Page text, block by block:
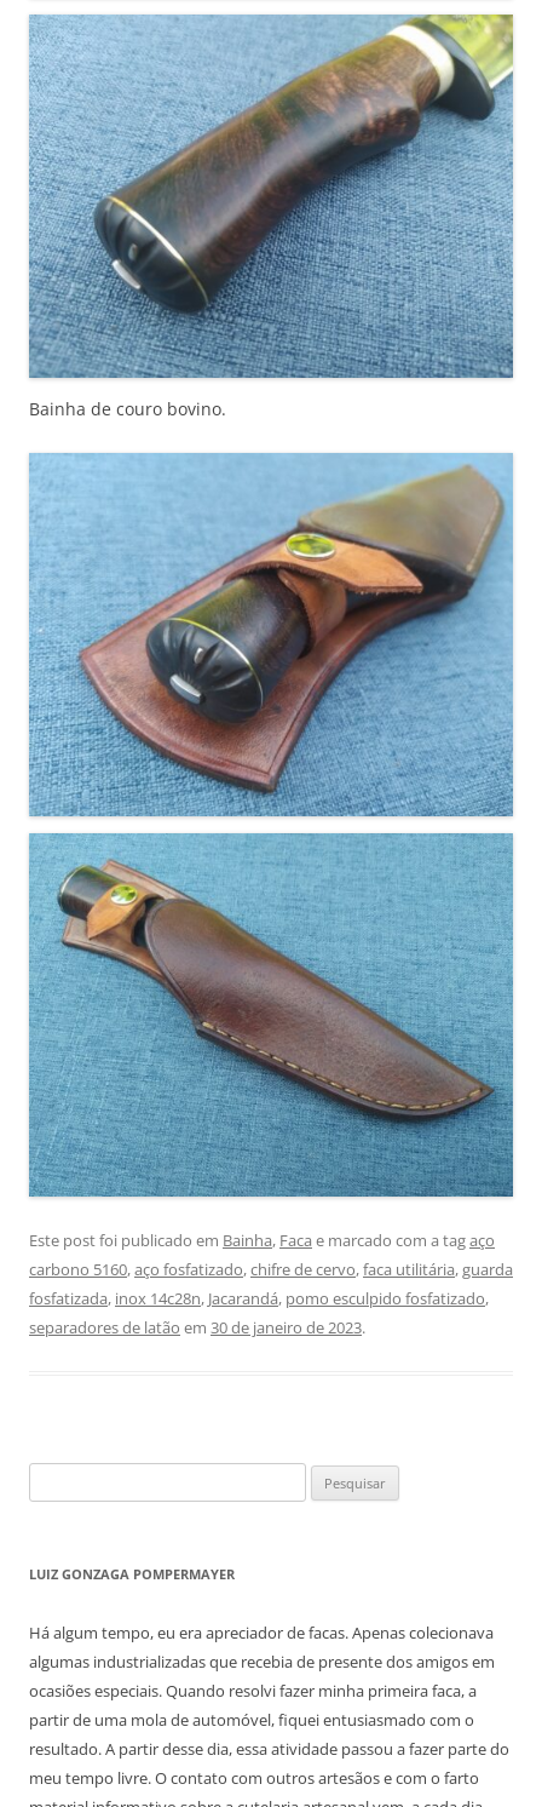
Bainha de couro bovino.
Este post foi publicado em Bainha, Faca e marcado com a tagaço
carbono 5160,aço fosfatizado,chifre de cervo,faca utilitária,guarda
fosfatizada, inox 14c28n, Jacarandá, pomo esculpido fosfatizado,
separadores de latão em 30 de janeiro de 2023.
por:
LUIZ GONZAGA POMPERMAYER
Há algum tempo, eu era apreciador de facas. Apenas colecionava
algumas industrializadas que recebia de presente dos amigos em
ocasiões especiais. Quando resolvi fazer minha primeira faca, a
partir de uma mola de automóvel, fiquei entusiasmado com o
resultado. A partir desse dia, essa atividade passou a fazer parte do
meu tempo livre. O contato com outros artesãos e com o farto